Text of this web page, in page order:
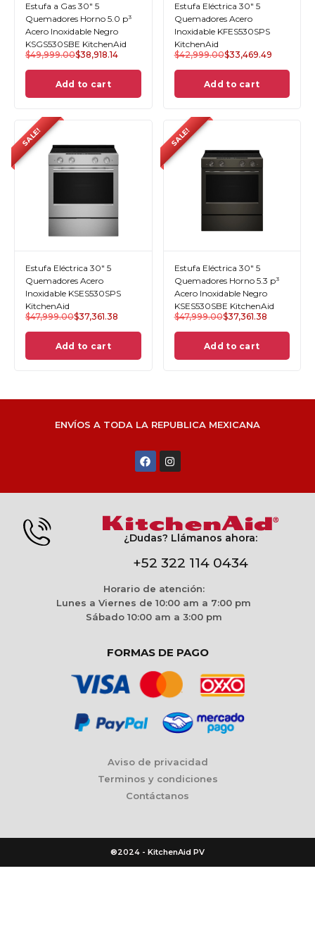
Estufa a Gas 30" 5
Quemadores Horno 5.0 p³
Acero Inoxidable Negro
KSGS530SBE KitchenAid
$49,999.00$38,918.14
Add to cart
Estufa Eléctrica 30" 5
Quemadores Acero
Inoxidable KFES530SPS
KitchenAid
$42,999.00$33,469.49
Add to cart
SALE!
Estufa Eléctrica 30" 5
Quemadores Acero
Inoxidable KSES530SPS
KitchenAid
$47,999.00$37,361.38
Add to cart
SALE!
Estufa Eléctrica 30" 5
Quemadores Horno 5.3 p³
Acero Inoxidable Negro
KSES530SBE KitchenAid
$47,999.00$37,361.38
Add to cart
ENVÍOS A TODA LA REPUBLICA MEXICANA
¿Dudas? Llámanos ahora:
+52 322 114 0434
Horario de atención:
Lunes a Viernes de 10:00 am a 7:00 pm
Sábado 10:00 am a 3:00 pm
FORMAS DE PAGO
Aviso de privacidad
Terminos y condiciones
Contáctanos
®2024 - KitchenAid PV